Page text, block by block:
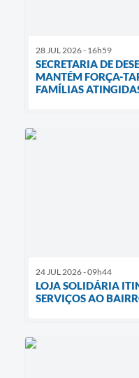
28 JUL 2026 - 16h59
SECRETARIA DE
MANTÉM FORÇA-
FAMÍLIAS
24 JUL 2026 - 09h44
LOJA SOLIDÁRIA
SERVIÇOS AO